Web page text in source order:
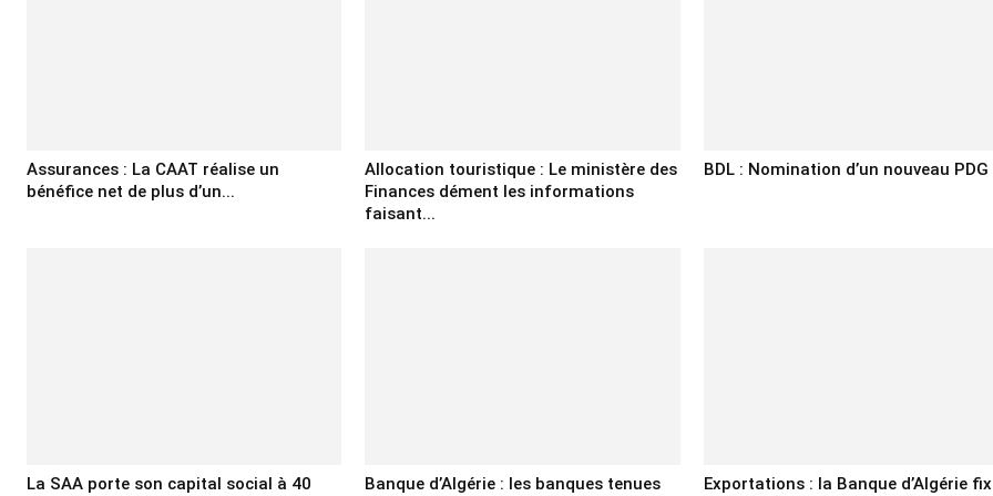
Assurances : La CAAT réalise un
bénéfice net de plus d’un...
Allocation touristique : Le ministère des
Finances dément les informations
faisant...
BDL : Nomination d’un nouveau PDG
La SAA porte son capital social à 40
Banque d’Algérie : les banques tenues
Exportations : la Banque d’Algérie